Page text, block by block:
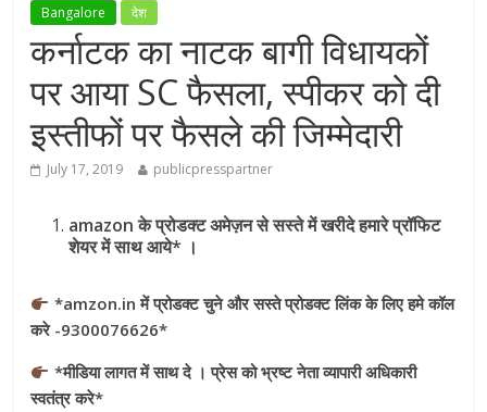
Bangalore देश
कर्नाटक का नाटक बागी विधायकों
पर आया SC फैसला, स्पीकर को दी
इस्तीफों पर फैसले की जिम्मेदारी
July 17, 2019 publicpresspartner
amazon के प्रोडक्ट अमेज़न से सस्ते में खरीदे हमारे प्रॉफिट
शेयर में साथ आये* ।
*amzon.in में प्रोडक्ट चुने और सस्ते प्रोडक्ट लिंक के लिए हमे कॉल
करे -9300076626*
*मीडिया लागत में साथ दे । प्रेस को भ्रष्ट नेता व्यापारी अधिकारी
स्वतंत्र करे*